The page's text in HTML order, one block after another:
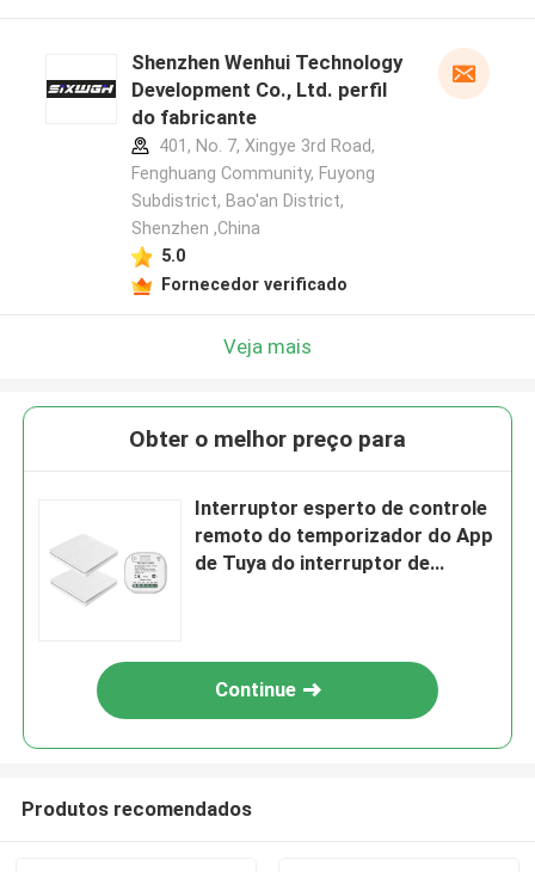
Shenzhen Wenhui Technology
Development Co., Ltd. perfil
do fabricante
401, No. 7, Xingye 3rd Road,
Fenghuang Community, Fuyong
Subdistrict, Bao'an District,
Shenzhen ,China
5.0
Fornecedor verificado
Veja mais
Obter o melhor preço para
Interruptor esperto de controle
remoto do temporizador do App
de Tuya do interruptor de
Continue
Produtos recomendados